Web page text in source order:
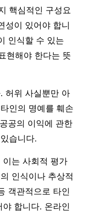
핵심적인 구성요
성이 있어야 합니
인식할 수 있는
현해야 한다는 뜻
허위 사실뿐만 아
인의 명예를 훼손
공의 이익에 관한
습니다.
이는 사회적 평가
인식이나 추상적
객관적으로 타인
합니다. 온라인